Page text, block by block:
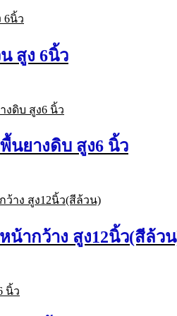
สูง 6นิ้ว
นยางดิบ สูง6 นิ้ว
น้ากว้าง สูง12นิ้ว(สีล้ว